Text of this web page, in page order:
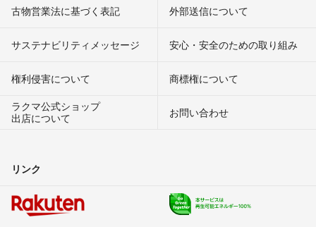
古物営業法に基づく表記 外部送信について
サステナビリティメッセージ 安心・安全のための取り組み
権利侵害について
商標権について
ラクマ公式ショップ
出店について
お問い合わせ
リンク